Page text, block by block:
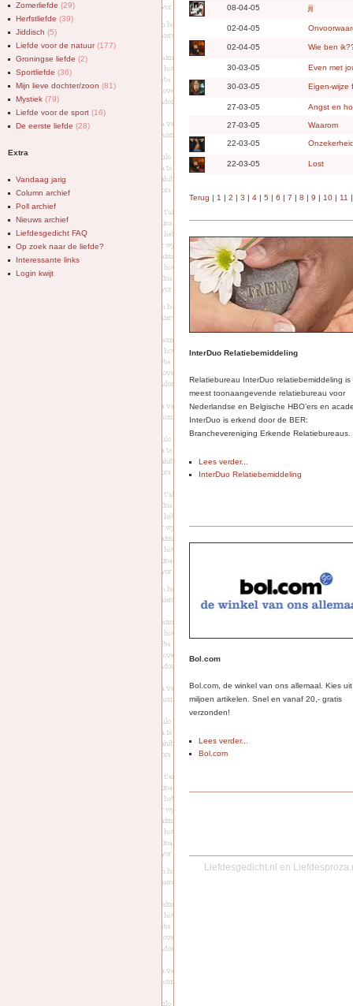
08-04-05 jij
02-04-05
02-04-05 Wie ben
30-03-05 Even met
30-03-05 Eigen-wijze
27-03-05 Angst en
27-03-05 Waarom
22-03-05
22-03-05 Lost
Terug | 1 | 2 | 3 | 4 | 5 | 6 | 7 | 8 | 9 | 10 | 11
InterDuo Relatiebemiddeling
Relatiebureau InterDuo relatiebemiddeling is
meest toonaangevende relatiebureau voor
Nederlandse en Belgische HBO’ers en
InterDuo is erkend door de BER:
Branchevereniging Erkende Relatiebureaus.
Lees verder...
InterDuo Relatiebemiddeling
Bol.com
Bol.com, de winkel van ons allemaal. Kies
miljoen artikelen. Snel en vanaf 20,- gratis
verzonden!
Lees verder...
Bol.com
Liefdesgedicht.nl en
Zomerliefde (29)
Herfstliefde (39)
Jiddisch (5)
Liefde voor de natuur(177)
Groningse liefde (2)
Sportliefde (36)
Mijn lieve dochter/zoon (81)
Mystiek (79)
Liefde voor de sport (16)
De eerste liefde (28)
Extra
Vandaag jarig
Column archief
Poll archief
Nieuws archief
Liefdesgedicht FAQ
Op zoek naar de liefde?
Interessante links
Login kwijt